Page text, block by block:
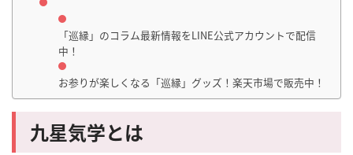
「巡縁」のコラム最新情報をLINE公式アカウントで配信
中！
お参りが楽しくなる「巡縁」グッズ！楽天市場で販売中！
九星気学とは